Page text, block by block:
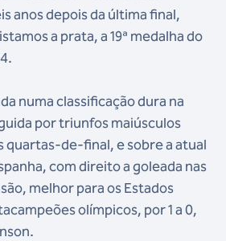
anos depois da última final,
a prata, a 19ª medalha do
numa classificação dura na
por triunfos maiúsculos
quartas-de-final, e sobre a atual
com direito a goleada nas
melhor para os Estados
olímpicos, por 1 a 0,